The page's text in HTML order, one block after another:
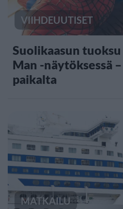
VIIHDEUUTISET
Suolikaasun
Man -näytöksessä
paikalta
MATKAILU